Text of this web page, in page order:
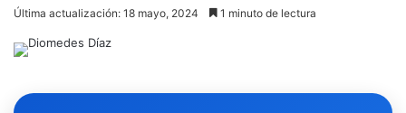
Última actualización: 18 mayo, 2024 1 minuto de lectura